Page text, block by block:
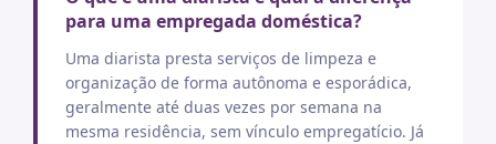
para uma empregada doméstica?
Uma diarista presta serviços de limpeza e
organização de forma autônoma e esporádica,
geralmente até duas vezes por semana na
mesma residência, sem vínculo empregatício. Já